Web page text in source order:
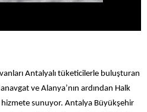
Antalyalı tüketicilerle buluşturan
ve Alanya’nın ardından Halk
hizmete sunuyor. Antalya Büyükşehir